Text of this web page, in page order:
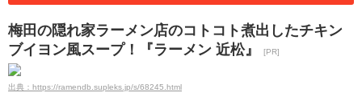
梅田の隠れ家ラーメン店のコトコト煮出したチキン
ブイヨン風スープ！『ラーメン 近松』
[PR]
出典：https://ramendb.supleks.jp/s/68245.html